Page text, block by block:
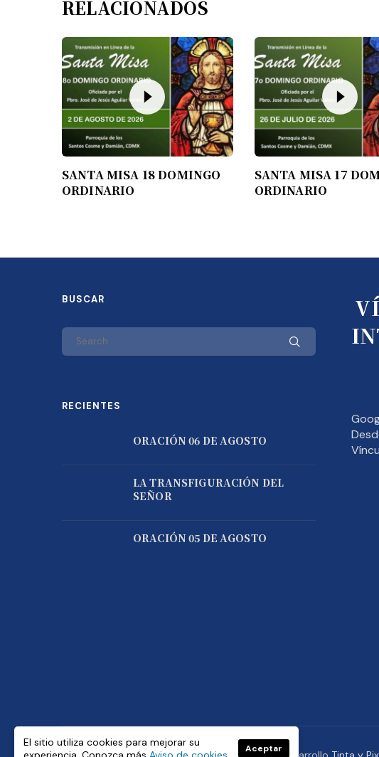
RELACIONADOS
SANTA MISA 18 DOMINGO
ORDINARIO
SANTA MISA 17
ORDINARIO
BUSCAR
RECIENTES
ORACIÓN 06 DE AGOSTO
LA TRANSFIGURACIÓN DEL
SEÑOR
ORACIÓN 05 DE AGOSTO
El sitio utiliza cookies para mejorar su
Aceptar